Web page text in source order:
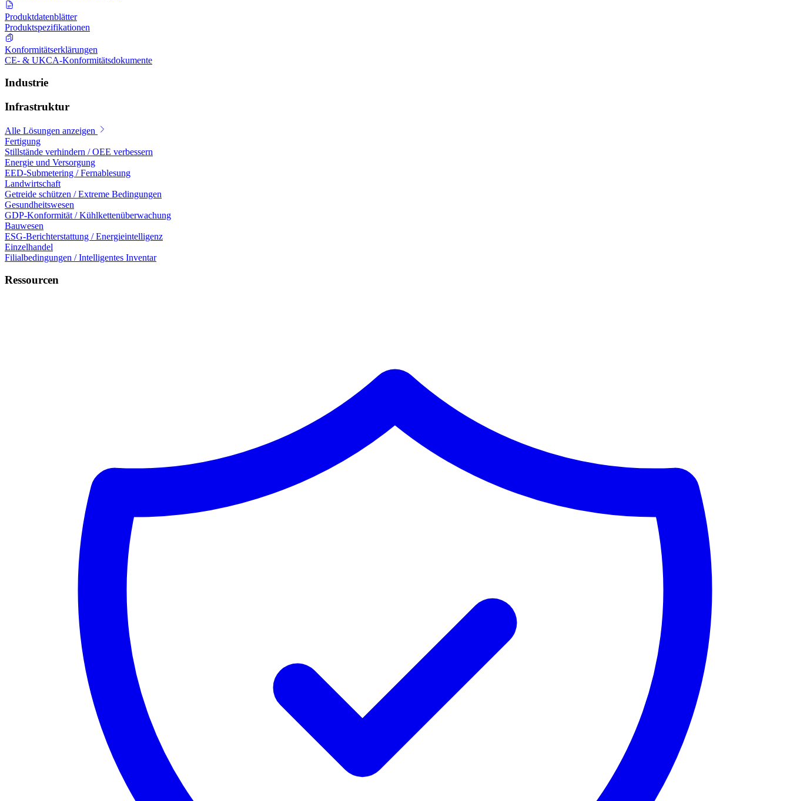
Produktdatenblätter
Produktspezifikationen
Konformitätserklärungen
CE- & UKCA-Konformitätsdokumente
Industrie
Infrastruktur
Alle Lösungen anzeigen
Fertigung
Stillstände verhindern / OEE verbessern
Energie und Versorgung
EED-Submetering / Fernablesung
Landwirtschaft
Getreide schützen / Extreme Bedingungen
Gesundheitswesen
GDP-Konformität / Kühlkettenüberwachung
Bauwesen
ESG-Berichterstattung / Energieintelligenz
Einzelhandel
Filialbedingungen / Intelligentes Inventar
Ressourcen